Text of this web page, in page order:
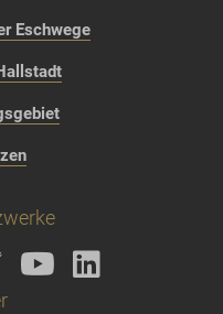
Eschwege